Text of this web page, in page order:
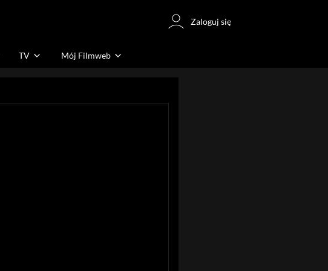
Zaloguj się
Mój Filmweb
TV